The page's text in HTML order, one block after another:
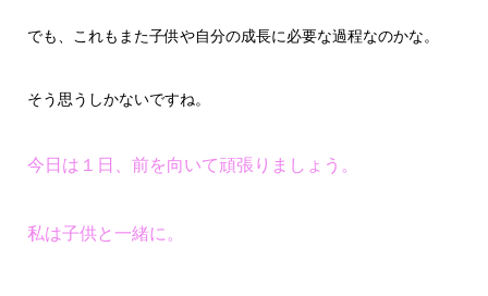
でも、これもまた子供や自分の成長に必要な過程なのかな。
そう思うしかないですね。
今日は１日、前を向いて頑張りましょう。
私は子供と一緒に。